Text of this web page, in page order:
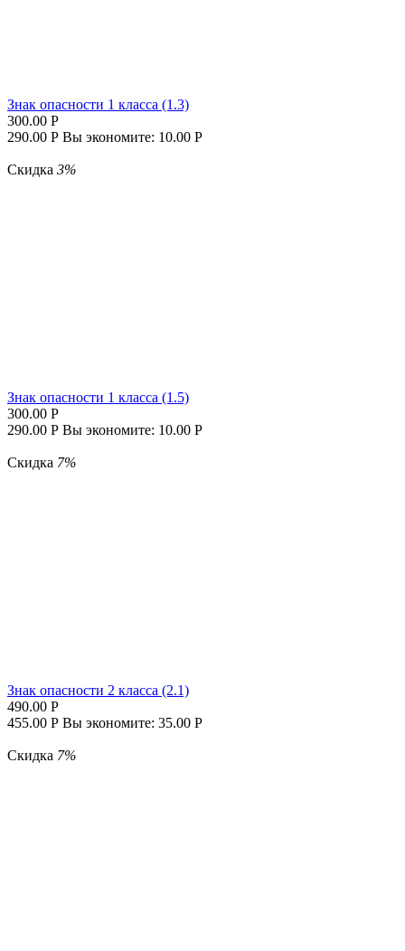
Знак опасности 1 класса (1.3)
300.00 Р
290.00 Р Вы экономите: 10.00 Р
Скидка 3%
Знак опасности 1 класса (1.5)
300.00 Р
290.00 Р Вы экономите: 10.00 Р
Скидка 7%
Знак опасности 2 класса (2.1)
490.00 Р
455.00 Р Вы экономите: 35.00 Р
Скидка 7%